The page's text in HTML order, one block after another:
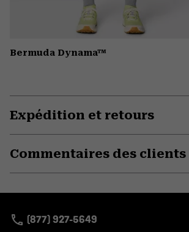
Bermuda Dynama™
Expédition et retours
Commentaires des clients
(877) 927-5649